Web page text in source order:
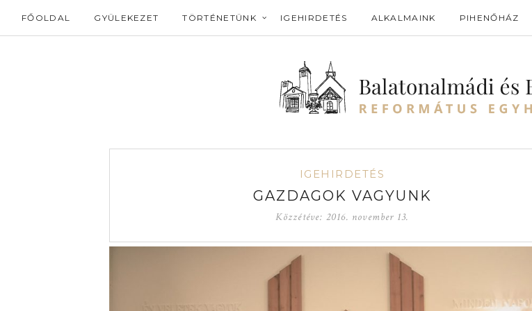
FŐOLDAL GYÜLEKEZET TÖRTÉNETÜNK IGEHIRDETÉS ALKALMAINK PIHENŐHÁZ
IGEHIRDETÉS
GAZDAGOK VAGYUNK
Közzétéve: 2016. november 13.